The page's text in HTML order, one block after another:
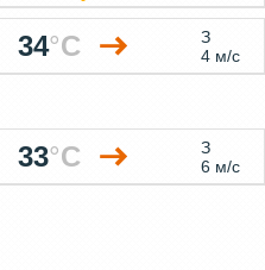
34°C
З
4 м/с
33°C
З
6 м/с